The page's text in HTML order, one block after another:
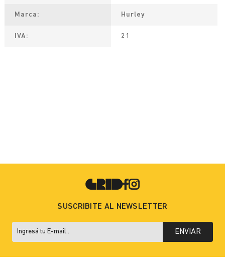
Marca Hurley
IVA 21
SUSCRIBITE AL NEWSLETTER
ENVIAR